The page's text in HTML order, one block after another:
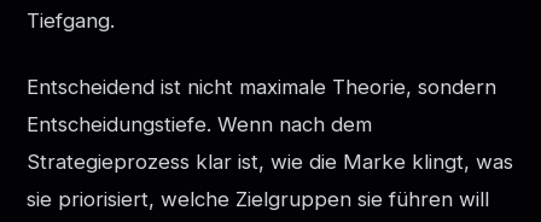
Tiefgang.
Entscheidend ist nicht maximale Theorie, sondern
Entscheidungstiefe. Wenn nach dem
Strategieprozess klar ist, wie die Marke klingt, was
sie priorisiert, welche Zielgruppen sie führen will